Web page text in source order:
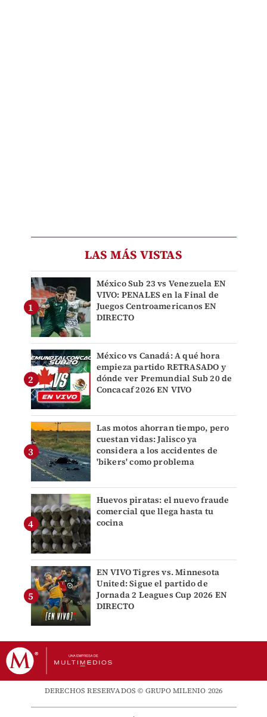
LAS MÁS VISTAS
México Sub 23 vs Venezuela EN
VIVO: PENALES en la Final de
Juegos Centroamericanos EN
DIRECTO
México vs Canadá: A qué hora
empieza partido RETRASADO y
dónde ver Premundial Sub 20 de
Concacaf 2026 EN VIVO
Las motos ahorran tiempo, pero
cuestan vidas: Jalisco ya
considera a los accidentes de
'bikers' como problema
Huevos piratas: el nuevo fraude
comercial que llega hasta tu
cocina
EN VIVO Tigres vs. Minnesota
United: Sigue el partido de
Jornada 2 Leagues Cup 2026 EN
DIRECTO
DERECHOS RESERVADOS © GRUPO MILENIO 2026